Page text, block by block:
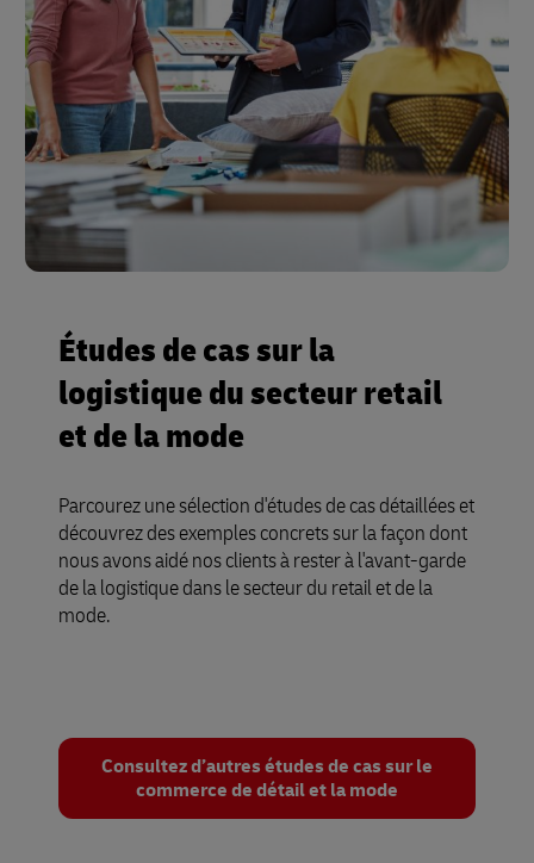
Études de cas sur la
logistique du secteur retail
et de la mode
Parcourez une sélection d'études de cas détaillées et
découvrez des exemples concrets sur la façon dont
nous avons aidé nos clients à rester à l'avant-garde
de la logistique dans le secteur du retail et de la
mode.
Consultez d’autres études de cas sur le
commerce de détail et la mode